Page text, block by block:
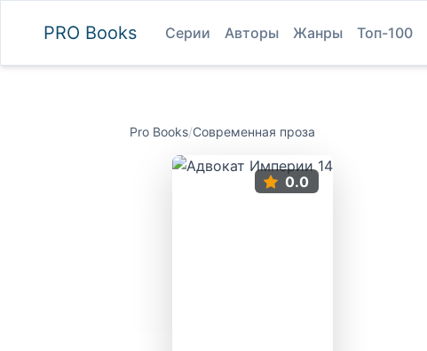
PRO Books Серии Авторы Жанры Топ-100
Pro Books/Современная проза
0.0